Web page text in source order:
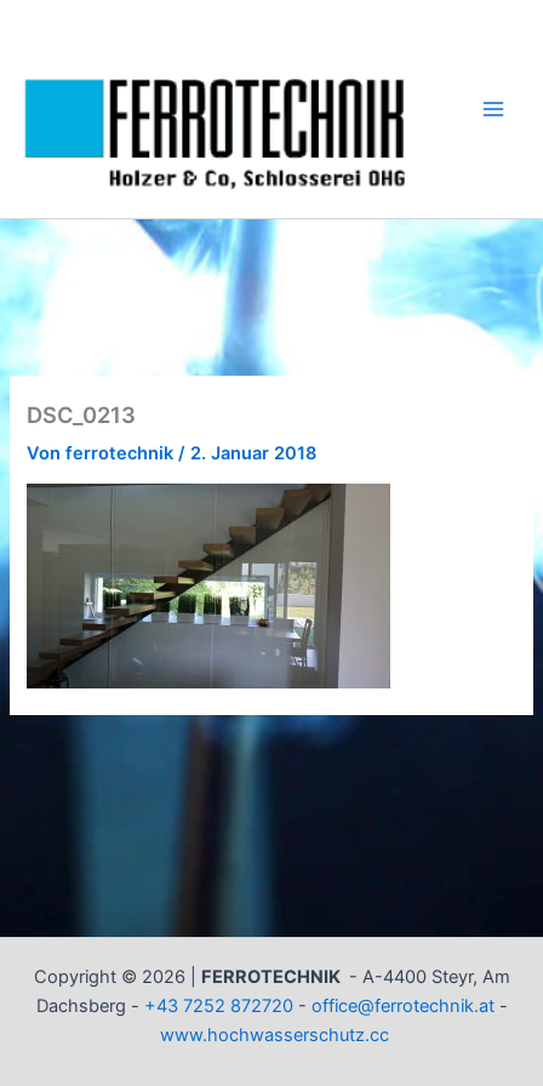
DSC_0213
Vonferrotechnik / 2. Januar 2018
Copyright © 2026 | FERROTECHNIK - A-4400 Steyr, Am
Dachsberg - +43 7252 872720- office@ferrotechnik.at-
www.hochwasserschutz.cc